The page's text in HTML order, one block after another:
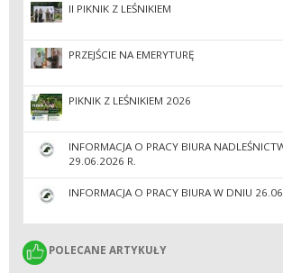
II PIKNIK Z LEŚNIKIEM
PRZEJŚCIE NA EMERYTURĘ
PIKNIK Z LEŚNIKIEM 2026
INFORMACJA O PRACY BIURA
29.06.2026 R.
INFORMACJA O PRACY BIURA W DNIU
POLECANE ARTYKUŁY
POLECANE ARTYKUŁY